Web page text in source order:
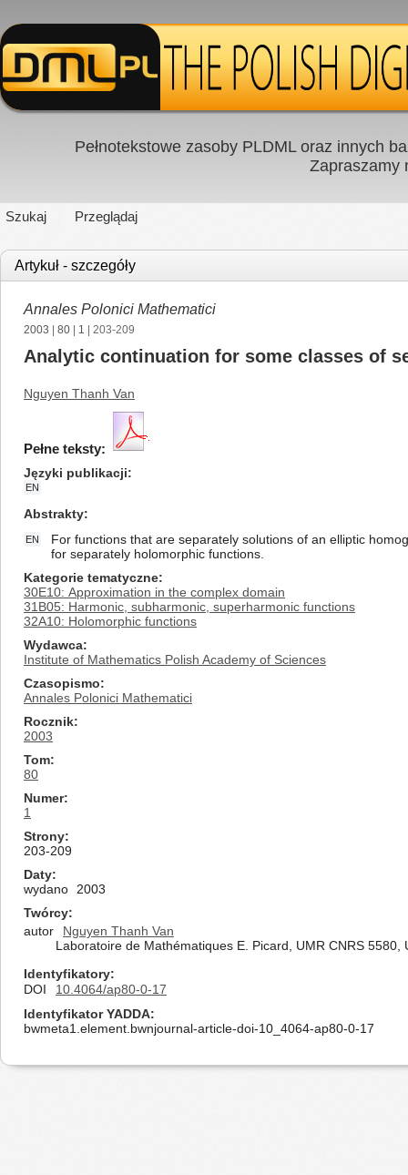
Pełnotekstowe zasoby PLDML oraz innych
Zapraszamy
Szukaj Przeglądaj
Artykuł - szczegóły
Annales Polonici Mathematici
2003 80 1 | 203-209
Analytic continuation for some classes of
Nguyen Thanh Van
Pełne teksty:
Języki publikacji
EN
Abstrakty
EN
For functions that are separately solutions of an elliptic
for separately holomorphic functions.
Kategorie tematyczne
30E10: Approximation in the complex domain
31B05: Harmonic, subharmonic, superharmonic functions
32A10: Holomorphic functions
Wydawca
Institute of Mathematics Polish Academy of Sciences
Czasopismo
Annales Polonici Mathematici
Rocznik
2003
Tom
80
Numer
1
Strony
203-209
Daty
wydano
2003
Twórcy
autor
Nguyen Thanh Van
Laboratoire de Mathématiques E. Picard, UMR CNRS
Identyfikatory
DOI
10.4064/ap80-0-17
Identyfikator YADDA
bwmeta1.element.bwnjournal-article-doi-10_4064-ap80-0-17